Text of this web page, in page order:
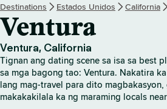
r
e
Destinations Estados Unidos California
Ventura
Ventura, California
Tignan ang dating scene sa isa sa best
sa mga bagong tao: Ventura. Nakatira
lang mag-travel para dito
makakakilala ka ng maraming locals